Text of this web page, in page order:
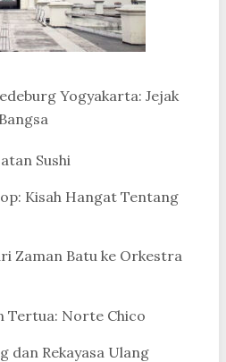
Yogyakarta: Jejak
Sushi
Kisah Hangat Tentang
Zaman Batu ke Orkestra
Tertua: Norte Chico
dan Rekayasa Ulang